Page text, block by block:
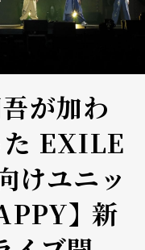
が加わ
た EXILE
けユニッ
】 新